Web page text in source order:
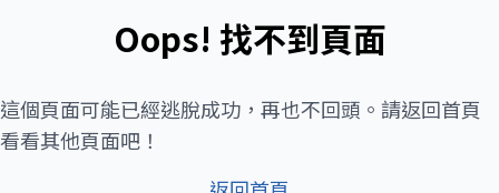
Oops! 找不到頁面
這個頁面可能已經逃脫成功，再也不回頭。請返回首頁
看看其他頁面吧！